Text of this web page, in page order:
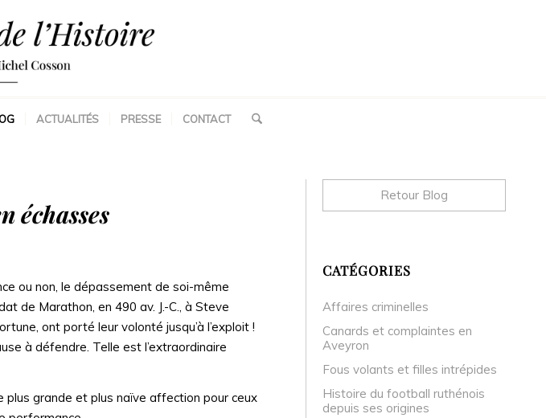
ACTUALITÉS PRESSE CONTACT
échasses
ou non, le dépassement de soi-même
de Marathon, en 490 av. J.-C., à Steve
ont porté leur volonté jusqu’à l’exploit !
à défendre. Telle est l’extraordinaire
plus grande et plus naïve affection pour ceux
Retour Blog
CATÉGORIES
Affaires criminelles
Canards et complaintes en
Aveyron
Fous volants et filles intrépides
Histoire du football ruthénois
depuis ses origines